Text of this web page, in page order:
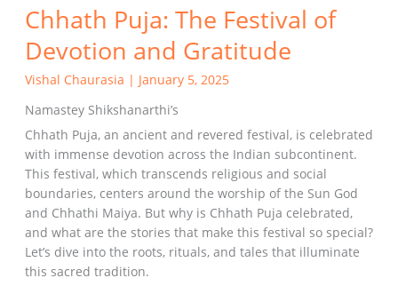
Chhath Puja: The Festival of
Devotion and Gratitude
Vishal Chaurasia | January 5, 2025
Namastey Shikshanarthi’s
Chhath Puja, an ancient and revered festival, is celebrated
with immense devotion across the Indian subcontinent.
This festival, which transcends religious and social
boundaries, centers around the worship of the Sun God
and Chhathi Maiya. But why is Chhath Puja celebrated,
and what are the stories that make this festival so special?
Let’s dive into the roots, rituals, and tales that illuminate
this sacred tradition.